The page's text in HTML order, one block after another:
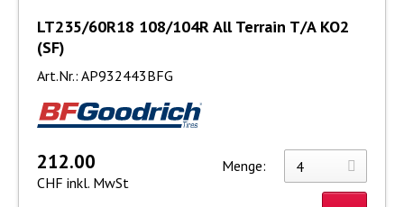
LT235/60R18 108/104R All Terrain T/A KO2
(SF)
Art.Nr.: AP932443BFG
212.00
CHF inkl. MwSt
Menge: